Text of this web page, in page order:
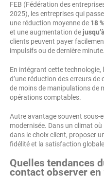
FEB (Fédération des
2025), les entreprises qui
une réduction moyenne de 18
et une augmentation de
clients peuvent payer
impulsifs ou de dernière minute.
En intégrant cette technologie,
d’une réduction des erreurs de
de moins de manipulations de
opérations comptables.
Autre avantage souvent sous-
modernisée. Dans un climat
dans le choix client, proposer
fidélité et la satisfaction
Quelles tendances
contact observer en